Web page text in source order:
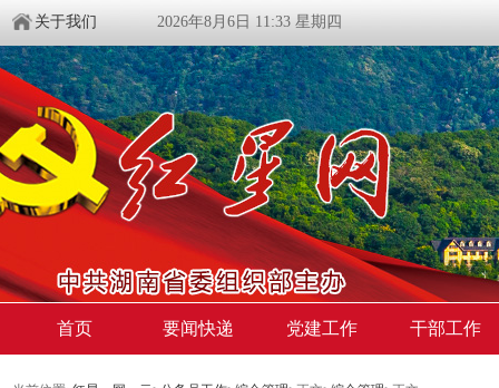
关于我们 2026年8月6日 11:33 星期四
首页 要闻快递 党建工作 干部工作